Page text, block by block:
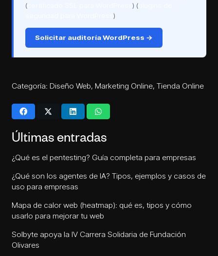
(
) (
)
Solicitar auditoría WordPress →
Categoría: Diseño Web, Marketing Online, Tienda Online
Últimas entradas
¿Qué es el pentesting? Guía completa para empresas
¿Qué son los agentes de IA? Tipos, ejemplos y casos de
uso para empresas
Mapa de calor web (heatmap): qué es, tipos y cómo
usarlo para mejorar tu web
Solbyte apoya la IV Carrera Solidaria de Fundación
Olivares